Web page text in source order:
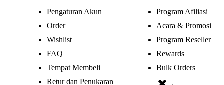
Pengaturan Akun
Order
Wishlist
FAQ
Tempat Membeli
Retur dan Penukaran
Program Afiliasi
Acara & Promosi
Program Reseller
Rewards
Bulk Orders